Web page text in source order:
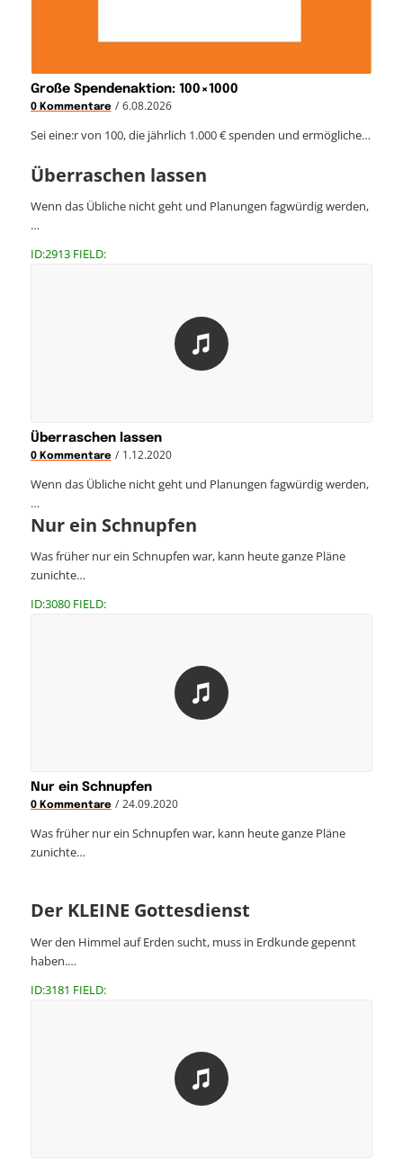
Große Spendenaktion: 100×1000
0 Kommentare / 6.08.2026
Sei eine:r von 100, die jährlich 1.000 € spenden und ermögliche…
Überraschen lassen
Wenn das Übliche nicht geht und Planungen fagwürdig werden,
…
ID:2913 FIELD:
Überraschen lassen
0 Kommentare / 1.12.2020
Wenn das Übliche nicht geht und Planungen fagwürdig werden,
…
Nur ein Schnupfen
Was früher nur ein Schnupfen war, kann heute ganze Pläne
zunichte…
ID:3080 FIELD:
Nur ein Schnupfen
0 Kommentare / 24.09.2020
Was früher nur ein Schnupfen war, kann heute ganze Pläne
zunichte…
Der KLEINE Gottesdienst
Wer den Himmel auf Erden sucht, muss in Erdkunde gepennt
haben.…
ID:3181 FIELD: